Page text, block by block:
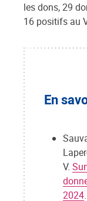
les dons, 29
16 positifs au
En
V.
2024.